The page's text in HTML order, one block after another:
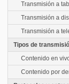
Transmisión a
Transmisión a
Transmisión a
Tipos de
Contenido en
Contenido por